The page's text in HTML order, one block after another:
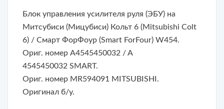
Блок управления усилителя руля (ЭБУ) на
Митсубиси (Мицубиси) Кольт 6 (Mitsubishi Colt
6) / Смарт ФорФоур (Smart ForFour) W454.
Ориг. номер A4545450032 / A
4545450032 SMART.
Ориг. номер MR594091 MITSUBISHI.
Оригинал б/у.